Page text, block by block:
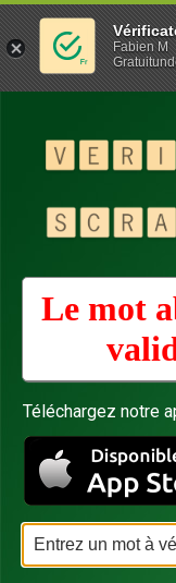
Le mot
Téléchargez notre
Fabien M